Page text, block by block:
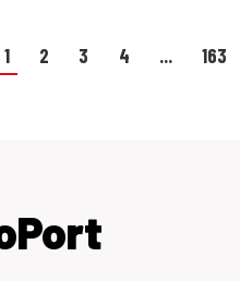
1 2 3 4 ... 163